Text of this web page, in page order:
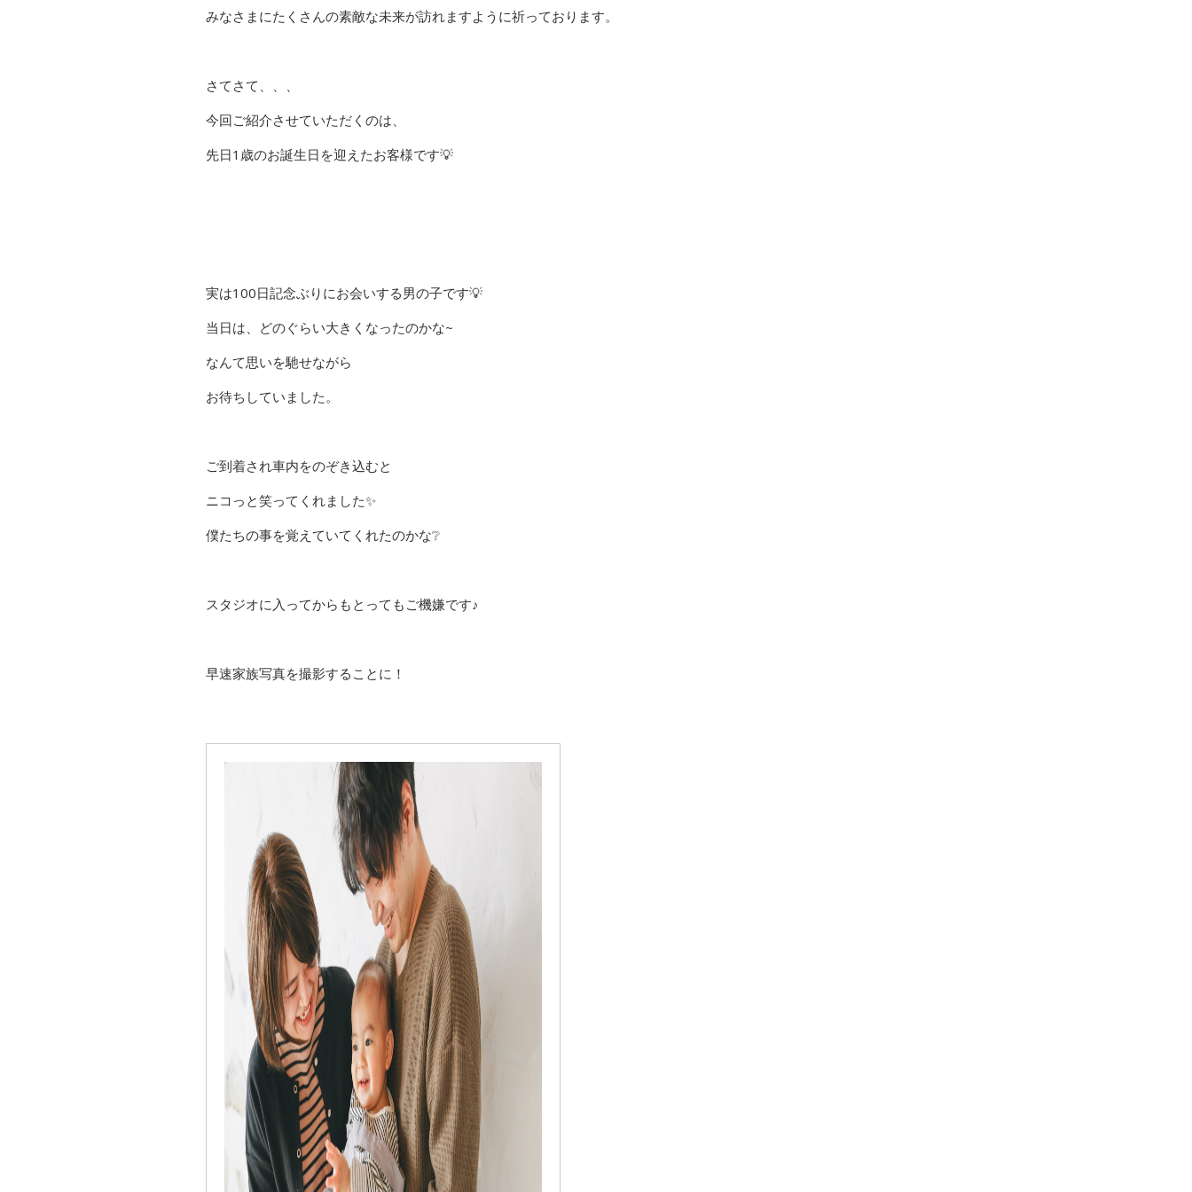
みなさまにたくさんの素敵な未来が訪れますように祈っております。
さてさて、、、
今回ご紹介させていただくのは、
先日1歳のお誕生日を迎えたお客様です💡
実は100日記念ぶりにお会いする男の子です💡
当日は、どのぐらい大きくなったのかな~
なんて思いを馳せながら
お待ちしていました。
ご到着され車内をのぞき込むと
ニコっと笑ってくれました✨
僕たちの事を覚えていてくれたのかな❔
スタジオに入ってからもとってもご機嫌です♪
早速家族写真を撮影することに！